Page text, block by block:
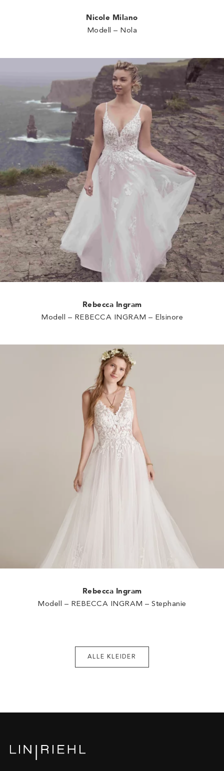
Nicole Milano
Modell – Nola
Rebecca Ingram
Modell – REBECCA INGRAM – Elsinore
Rebecca Ingram
Modell – REBECCA INGRAM – Stephanie
ALLE KLEIDER